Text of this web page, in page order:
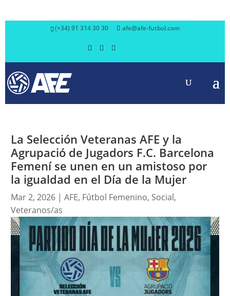
(+34) 91 314 30 30 afe@afe-futbol.com
La Selección Veteranas AFE y la
Agrupació de Jugadors F.C. Barcelona
Femení se unen en un amistoso por
la igualdad en el Día de la Mujer
Mar 2, 2026| AFE, Fútbol Femenino, Social,
Veteranos/as